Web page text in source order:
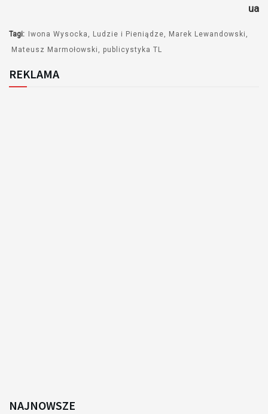
ua
Tagi: Iwona Wysocka Ludzie i Pieniądze
Marek Lewandowski
Mateusz Marmołowski
publicystyka TL
REKLAMA
NAJNOWSZE